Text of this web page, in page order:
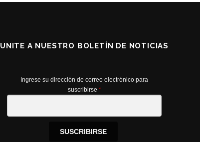
UNITE A NUESTRO BOLETÍN DE NOTICIAS
Ingrese su dirección de correo electrónico para
suscribirse *
SUSCRIBIRSE